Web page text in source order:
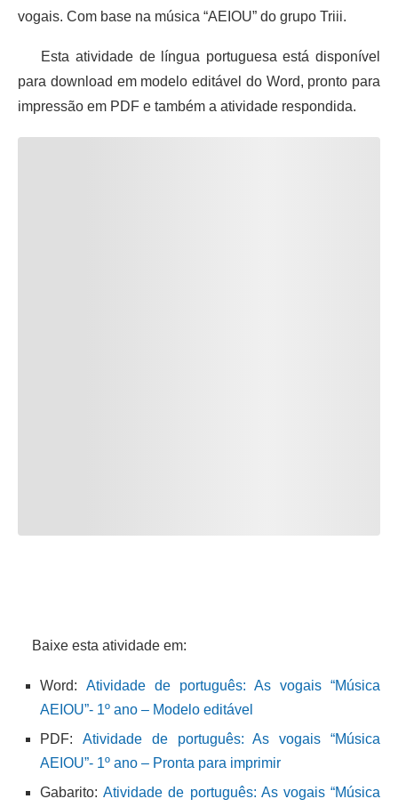
vogais. Com base na música “AEIOU” do grupo Triii.
Esta atividade de língua portuguesa está disponível
para download em modelo editável do Word, pronto para
impressão em PDF e também a atividade respondida.
Baixe esta atividade em:
Word: Atividade de português: As vogais “Música
AEIOU”- 1º ano – Modelo editável
PDF: Atividade de português: As vogais “Música
AEIOU”- 1º ano – Pronta para imprimir
Gabarito:Atividade de português: As vogais “Música